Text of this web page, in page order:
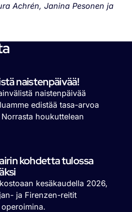
Achrén, Janina Pesonen ja
naistenpäivää!
naistenpäivää
edistää tasa-arvoa
houkuttelean
kohdetta tulossa
kesäkaudella 2026,
ja Firenzen-reitit